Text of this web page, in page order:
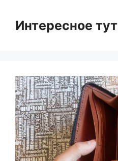
contentИнтересное тут